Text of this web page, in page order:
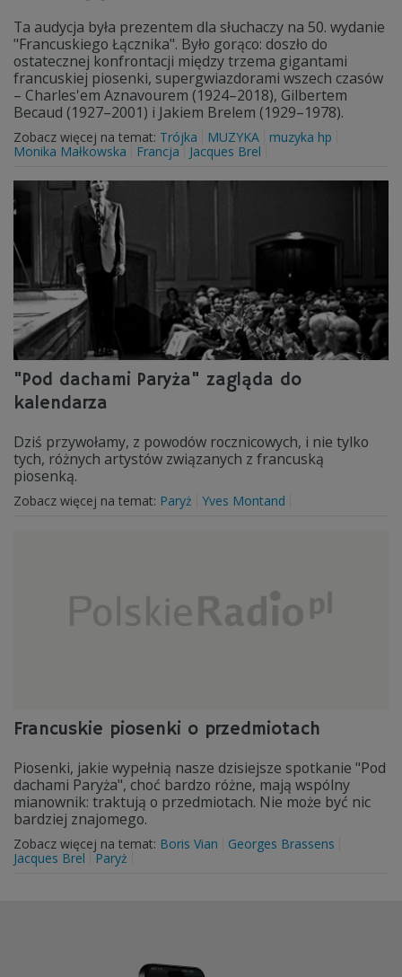
Ta audycja była prezentem dla słuchaczy na 50. wydanie
"Francuskiego Łącznika". Było gorąco: doszło do
ostatecznej konfrontacji między trzema gigantami
francuskiej piosenki, supergwiazdorami wszech czasów
– Charles'em Aznavourem (1924–2018), Gilbertem
Becaud (1927–2001) i Jakiem Brelem (1929–1978).
Zobacz więcej na temat: Trójka MUZYKA
muzyka hp
Monika Małkowska
Francja Jacques Brel
"Pod dachami Paryża" zagląda do
kalendarza
Dziś przywołamy, z powodów rocznicowych, i nie tylko
tych, różnych artystów związanych z francuską
piosenką.
Zobacz więcej na temat: Paryż Yves Montand
Francuskie piosenki o przedmiotach
Piosenki, jakie wypełnią nasze dzisiejsze spotkanie "Pod
dachami Paryża", choć bardzo różne, mają wspólny
mianownik: traktują o przedmiotach. Nie może być nic
bardziej znajomego.
Zobacz więcej na temat: Boris Vian
Georges Brassens
Jacques Brel
Paryż